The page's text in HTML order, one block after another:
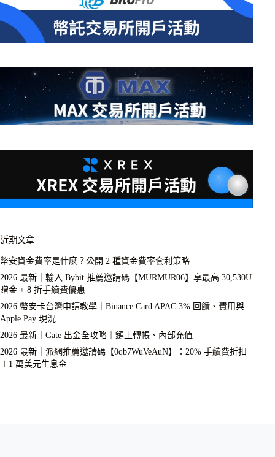
近期文章
幣安資金費率是什麼？公開 2 種資金費率套利策略
2026 最新｜輸入 Bybit 推薦邀請碼【MURMUR06】享最高 30,530U
贈金 + 8 折手續費優惠
2026 幣安卡台灣申請教學｜Binance Card APAC 3% 回饋、費用與
Apple Pay 現況
2026 最新｜Gate 出金全攻略｜鏈上轉帳、內部充值
2026 最新｜派網推薦邀請碼【0qb7WuVeAuN】：20% 手續費折扣
＋1 萬美元生息金